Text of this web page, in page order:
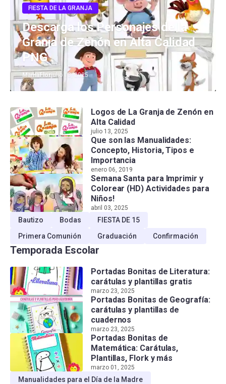
FIESTA DE LA GRANJA
Descarga los Personajes de la
Granja de Zenón en Alta Calidad
PNG
MamaFlorjulio 13, 2025
Logos de La Granja de Zenón en
Alta Calidad
julio 13, 2025
Que son las Manualidades:
Concepto, Historia, Tipos e
Importancia
enero 06, 2019
Semana Santa para Imprimir y
Colorear (HD) Actividades para
Niños!
abril 03, 2025
Bautizo Bodas
FIESTA DE 15
Primera Comunión
Graduación Confirmación
Temporada Escolar
Portadas Bonitas de Literatura:
carátulas y plantillas gratis
marzo 23, 2025
Portadas Bonitas de Geografía:
carátulas y plantillas de
cuadernos
marzo 23, 2025
Portadas Bonitas de
Matemática: Carátulas,
Plantillas, Flork y más
marzo 01, 2025
Manualidades para el Día de la Madre